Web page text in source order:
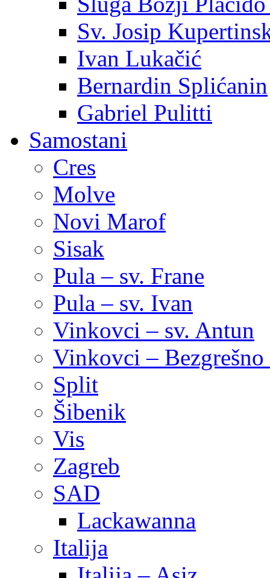
Sv. Josip
Ivan Lukačić
Bernardin Splićanin
Gabriel Pulitti
Samostani
Cres
Molve
Novi Marof
Sisak
Pula – sv. Frane
Pula – sv. Ivan
Vinkovci – sv. Antun
Vinkovci –
Split
Šibenik
Vis
Zagreb
SAD
Lackawanna
Italija